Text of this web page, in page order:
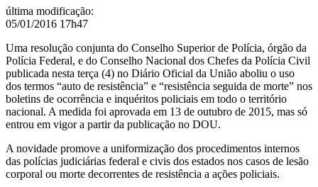
última modificação:
05/01/2016 17h47
Uma resolução conjunta do Conselho Superior de Polícia, órgão da
Polícia Federal, e do Conselho Nacional dos Chefes da Polícia Civil
publicada nesta terça (4) no Diário Oficial da União aboliu o uso
dos termos “auto de resistência” e “resistência seguida de morte” nos
boletins de ocorrência e inquéritos policiais em todo o território
nacional. A medida foi aprovada em 13 de outubro de 2015, mas só
entrou em vigor a partir da publicação no DOU.
A novidade promove a uniformização dos procedimentos internos
das polícias judiciárias federal e civis dos estados nos casos de lesão
corporal ou morte decorrentes de resistência a ações policiais.